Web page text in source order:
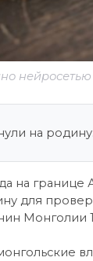
нейросетью
на родину.
на границе
для